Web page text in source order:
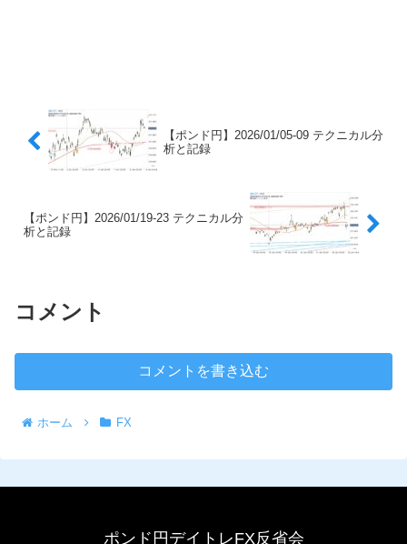
【ポンド円】2026/01/05-09 テクニカル分
析と記録
【ポンド円】2026/01/19-23 テクニカル分
析と記録
コメント
コメントを書き込む
ホーム FX
ポンド円デイトレFX反省会